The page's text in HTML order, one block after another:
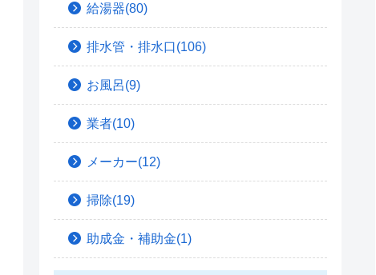
給湯器(80)
排水管・排水口(106)
お風呂(9)
業者(10)
メーカー(12)
掃除(19)
助成金・補助金(1)